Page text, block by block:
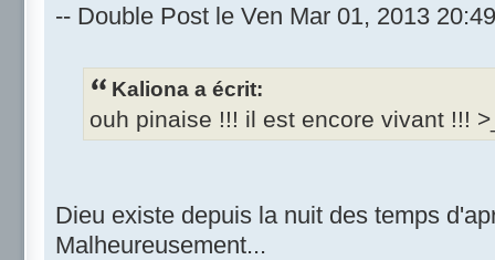
-- Double Post le Ven Mar 01, 2013
Kaliona a écrit:
ouh pinaise !!! il est encore vivant !!!
Dieu existe depuis la nuit des temps
Malheureusement...